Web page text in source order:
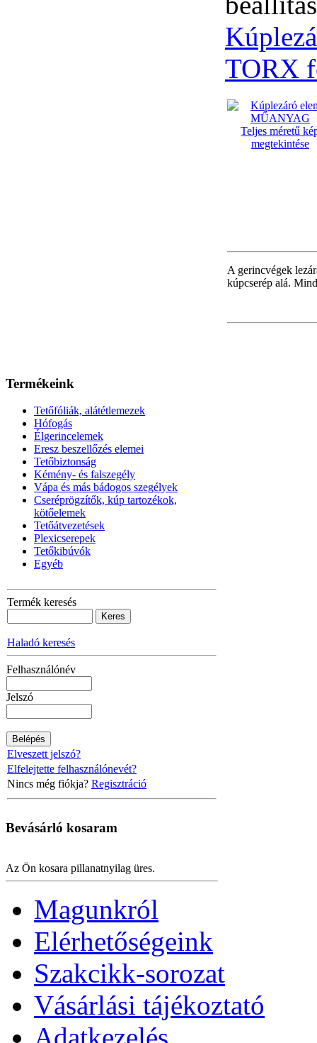
TORX
Teljes méretű
megtekintése
A gerincvégek
kúpcserép alá.
Termékeink
Tetőfóliák, alátétlemezek
Hófogás
Élgerincelemek
Eresz beszellőzés elemei
Tetőbiztonság
Kémény- és falszegély
Vápa és más bádogos szegélyek
Cseréprögzítők, kúp tartozékok,
kötőelemek
Tetőátvezetések
Plexicserepek
Tetőkibúvók
Egyéb
Termék keresés
Haladó keresés
Felhasználónév
Jelszó
Elveszett jelszó?
Elfelejtette felhasználónevét?
Nincs még fiókja? Regisztráció
Bevásárló kosaram
Az Ön kosara pillanatnyilag üres.
Magunkról
Elérhetőségeink
Szakcikk-sorozat
Vásárlási tájékoztató
Adatkezelés